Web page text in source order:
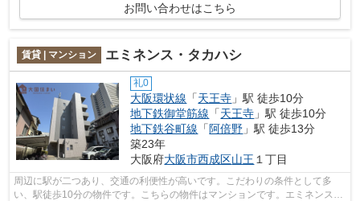
お問い合わせはこちら
賃貸 | マンション エミネンス・タカハシ
礼0
大阪環状線 「天王寺 」駅 徒歩10分
地下鉄御堂筋線 「天王寺 」駅 徒歩10分
地下鉄谷町線 「 阿倍野 」駅 徒歩13分
築23年
大阪府大阪市西成区山王 １丁目
周辺に駅が二つあり、交通の利便性が高いです。こだわりの条件として多
い、駅徒歩10分の物件です。こちらの物件はマンションです。エミネンスタ